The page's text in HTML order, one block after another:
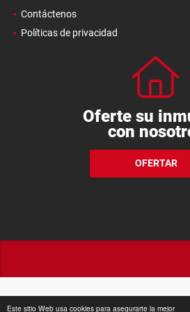
Este sitio Web usa cookies para asegurarte la mejor
Contáctenos
Políticas de privacidad
Oferte su
con
OFERTAR